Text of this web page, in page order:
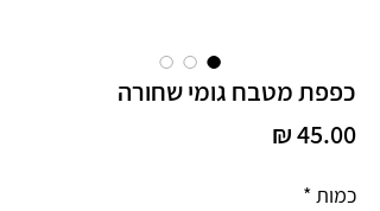
כפפת מטבח גומי שחורה
כמות *